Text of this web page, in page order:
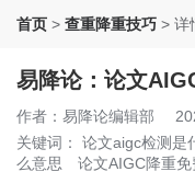
首页 > 查重降重技巧 > 详
易降论：论文
作者：易降论编辑部
关键词： 论文aigc检测是
么意思
论文AIGC降重免